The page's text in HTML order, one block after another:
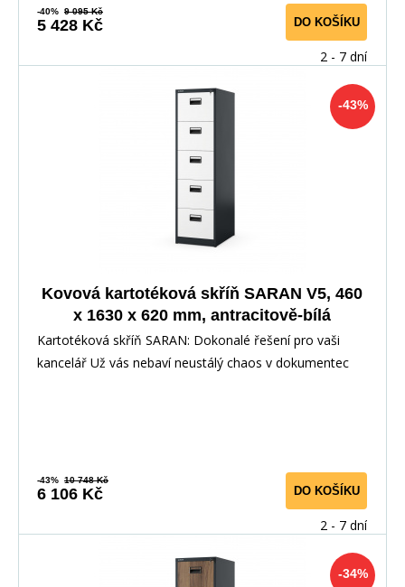
-40% 9 095 Kč
5 428 Kč DO KOŠÍKU
2 - 7 dní
-43%
Kovová kartotéková skříň SARAN V5, 460
x 1630 x 620 mm, antracitově-bílá
Kartotéková skříň SARAN: Dokonalé řešení pro vaši
kancelář Už vás nebaví neustálý chaos v dokumentec
-43% 10 748 Kč
6 106 Kč DO KOŠÍKU
2 - 7 dní
-34%